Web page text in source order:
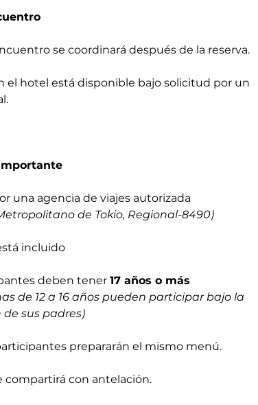
se coordinará después de la reserva.
el hotel está disponible bajo solicitud por un
una agencia de viajes autorizada
de Tokio, Regional-8490)
incluido
deben tener 17 años o más
de 12 a 16 años pueden participar bajo la
de sus padres)
prepararán el mismo menú.
compartirá con antelación.